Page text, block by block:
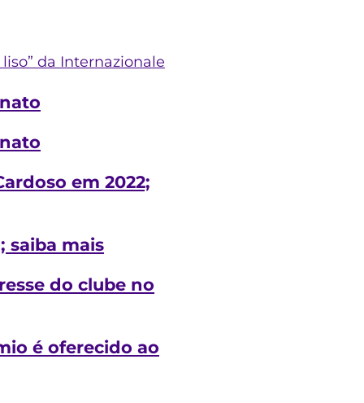
da Internazionale
em 2022;
saiba mais
do clube no
é oferecido ao